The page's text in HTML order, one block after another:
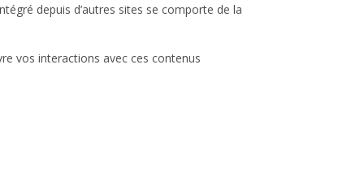
depuis d’autres sites se comporte de la
vos interactions avec ces contenus